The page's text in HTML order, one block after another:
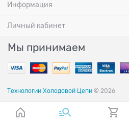
Информация
Личный кабинет
Мы принимаем
Технологии Холодовой Цепи © 2026